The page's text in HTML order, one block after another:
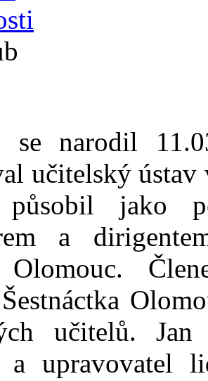
se narodil
učitelský
působil jako
a
Olomouc.
učitelů.
a upravovatel